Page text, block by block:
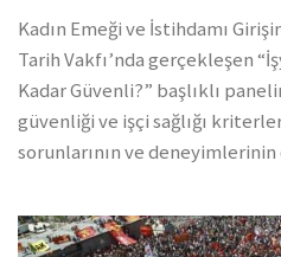
Kadın Emeği ve İstihdamı
Tarih Vakfı’nda gerçekleşen
Kadar Güvenli?” başlıklı
güvenliği ve işçi sağlığı
sorunlarının ve deneyimlerinin